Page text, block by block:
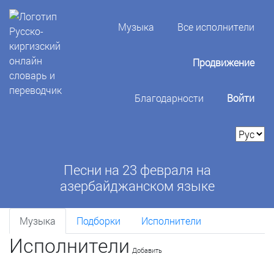
Музыка Все исполнители
Продвижение
Благодарности Войти
Песни на 23 февраля на
азербайджанском языке
Музыка Подборки Исполнители
Исполнители Добавить